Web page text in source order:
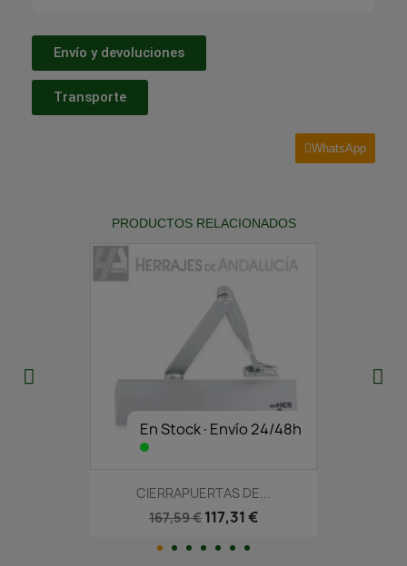
Envío y devoluciones
Transporte
WhatsApp
PRODUCTOS RELACIONADOS
En Stock·Envío 24/48h
CIERRAPUERTAS DE...
167,59 € 117,31 €